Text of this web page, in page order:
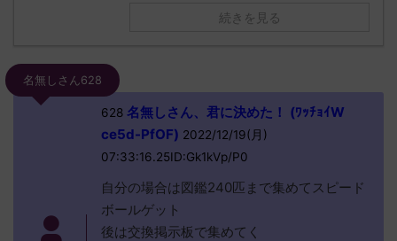
続きを見る
名無しさん628
628名無しさん、君に決めた！ (ﾜｯﾁｮｲW
ce5d-PfOF) 2022/12/19(月)
07:33:16.25ID:Gk1kVp/P0
自分の場合は図鑑240匹まで集めてスピード
ボールゲット
後は交換掲示板で集めてく